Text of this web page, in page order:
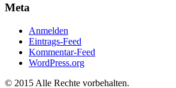
Meta
Anmelden
Eintrags-Feed
Kommentar-Feed
WordPress.org
© 2015 Alle Rechte vorbehalten.